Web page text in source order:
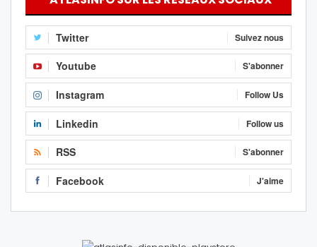
Twitter Suivez nous
Youtube S'abonner
Instagram Follow Us
Linkedin Follow us
RSS S'abonner
Facebook J'aime